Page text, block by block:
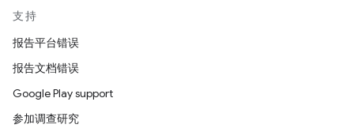
支持
报告平台错误
报告文档错误
Google Play support
参加调查研究